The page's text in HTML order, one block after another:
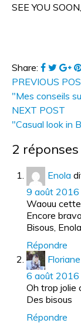
SEE YOU SOON,
Share:
PREVIOUS
"Mes conseils
NEXT POST
"Casual look in
2
Enola
9 août 2016
Waouu
Encore
Bisous,
Répondre
Floriane
6 août 2016
Oh trop jolie
Des bisous
Répondre